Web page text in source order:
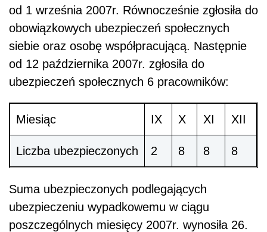
od 1 września 2007r. Równocześnie zgłosiła do
obowiązkowych ubezpieczeń społecznych
siebie oraz osobę współpracującą. Następnie
od 12 października 2007r. zgłosiła do
ubezpieczeń społecznych 6 pracowników:
Miesiąc IX X XI XII
Liczba ubezpieczonych 2 8 8 8
Suma ubezpieczonych podlegających
ubezpieczeniu wypadkowemu w ciągu
poszczególnych miesięcy 2007r. wynosiła 26.